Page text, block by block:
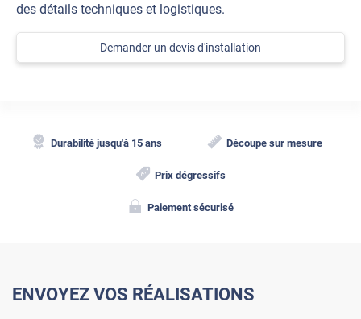
des détails techniques et logistiques.
Demander un devis d'installation
Durabilité jusqu'à 15 ans Découpe sur mesure
Prix dégressifs
Paiement sécurisé
ENVOYEZ VOS RÉALISATIONS